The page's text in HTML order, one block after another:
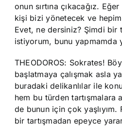
onun sırtına çıkacağız.
kişi bizi yönetecek ve
Evet, ne dersiniz? Şimdi bir
istiyorum, bunu yapmamda
THEODOROS: Sokrates!
başlatmaya çalışmak asla
buradaki delikanlılar ile
hem bu türden tartışmalara
de bunun için çok
bir tartışmadan epeyce